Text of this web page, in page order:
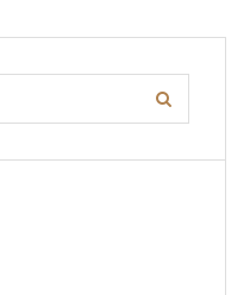
Search